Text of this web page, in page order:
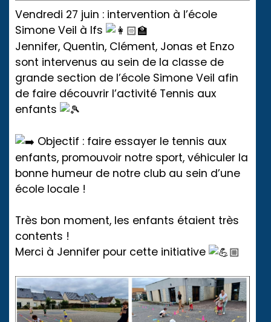
Vendredi 27 juin : intervention à l’école
Simone Veil à Ifs
Jennifer, Quentin, Clément, Jonas et Enzo
sont intervenus au sein de la classe de
grande section de l’école Simone Veil afin
de faire découvrir l’activité Tennis aux
enfants
Objectif : faire essayer le tennis aux
enfants, promouvoir notre sport, véhiculer la
bonne humeur de notre club au sein d’une
école locale !
Très bon moment, les enfants étaient très
contents !
Merci à Jennifer pour cette initiative